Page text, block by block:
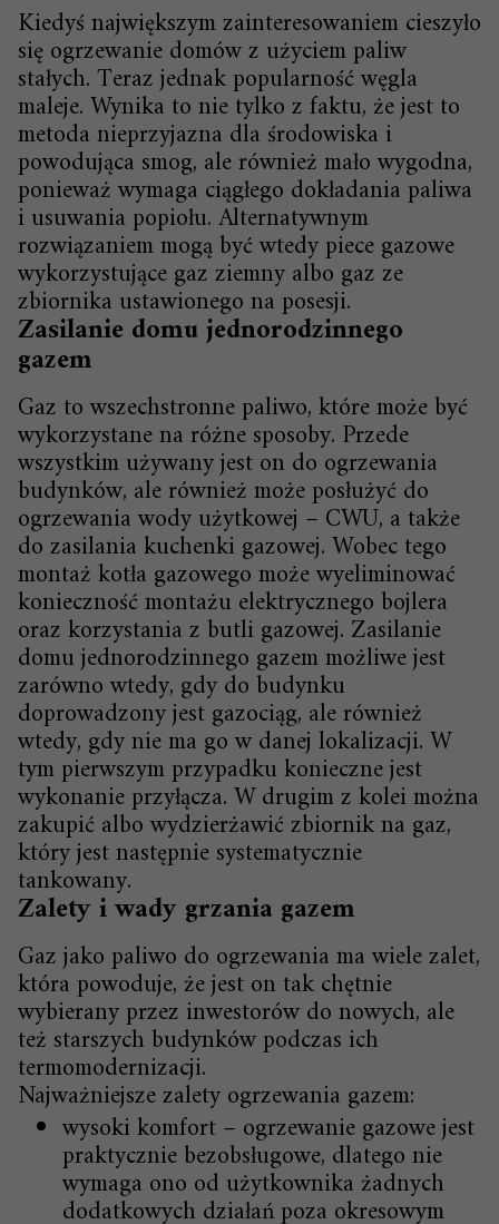
Kiedyś największym zainteresowaniem cieszyło
się ogrzewanie domów z użyciem paliw
stałych. Teraz jednak popularność węgla
maleje. Wynika to nie tylko z faktu, że jest to
metoda nieprzyjazna dla środowiska i
powodująca smog, ale również mało wygodna,
ponieważ wymaga ciągłego dokładania paliwa
i usuwania popiołu. Alternatywnym
rozwiązaniem mogą być wtedy piece gazowe
wykorzystujące gaz ziemny albo gaz ze
zbiornika ustawionego na posesji.
Zasilanie domu jednorodzinnego
gazem
Gaz to wszechstronne paliwo, które może być
wykorzystane na różne sposoby. Przede
wszystkim używany jest on do ogrzewania
budynków, ale również może posłużyć do
ogrzewania wody użytkowej – CWU, a także
do zasilania kuchenki gazowej. Wobec tego
montaż kotła gazowego może wyeliminować
konieczność montażu elektrycznego bojlera
oraz korzystania z butli gazowej. Zasilanie
domu jednorodzinnego gazem możliwe jest
zarówno wtedy, gdy do budynku
doprowadzony jest gazociąg, ale również
wtedy, gdy nie ma go w danej lokalizacji. W
tym pierwszym przypadku konieczne jest
wykonanie przyłącza. W drugim z kolei można
zakupić albo wydzierżawić zbiornik na gaz,
który jest następnie systematycznie
tankowany.
Zalety i wady grzania gazem
Gaz jako paliwo do ogrzewania ma wiele zalet,
która powoduje, że jest on tak chętnie
wybierany przez inwestorów do nowych, ale
też starszych budynków podczas ich
termomodernizacji.
Najważniejsze zalety ogrzewania gazem:
wysoki komfort – ogrzewanie gazowe jest
praktycznie bezobsługowe, dlatego nie
wymaga ono od użytkownika żadnych
dodatkowych działań poza okresowym